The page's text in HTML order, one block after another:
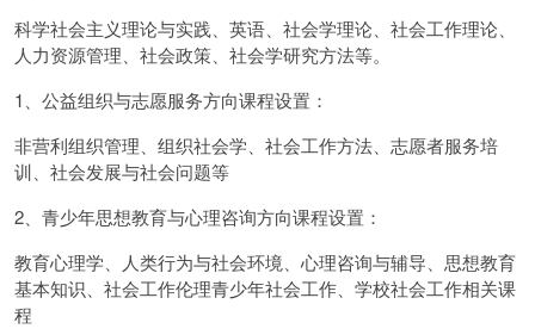
科学社会主义理论与实践、英语、社会学理论、社会工作理论、
人力资源管理、社会政策、社会学研究方法等。
1、公益组织与志愿服务方向课程设置：
非营利组织管理、组织社会学、社会工作方法、志愿者服务培
训、社会发展与社会问题等
2、青少年思想教育与心理咨询方向课程设置：
教育心理学、人类行为与社会环境、心理咨询与辅导、思想教育
基本知识、社会工作伦理青少年社会工作、学校社会工作相关课
程